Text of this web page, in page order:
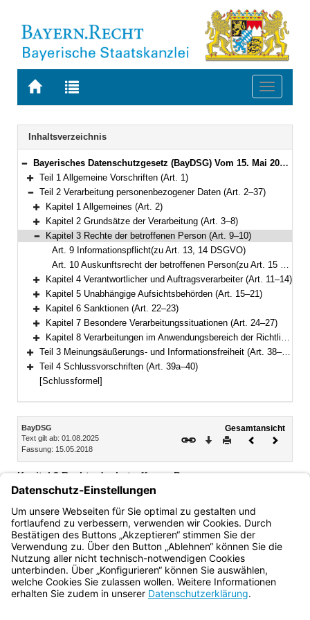
Zur
BAYERN.RECHT
Zur
letzten
Suche
Toggle
Navigation
Inhaltsverzeichnis
Bereich reduzieren
Bayerisches Datenschutzgesetz (BayDSG) Vom 15. Mai 2018 (GVBl. S. 230) BayRS 204-1-I (Art. 1–40)
Bereich erweitern
Teil 1 Allgemeine Vorschriften (Art. 1)
Bereich reduzieren
Teil 2 Verarbeitung personenbezogener Daten (Art. 2–37)
Bereich erweitern
Kapitel 1 Allgemeines (Art. 2)
Bereich erweitern
Kapitel 2 Grundsätze der Verarbeitung (Art. 3–8)
Bereich reduzieren
Kapitel 3 Rechte der betroffenen Person (Art. 9–10)
Art. 9 Informationspflicht(zu Art. 13, 14 DSGVO)
Art. 10 Auskunftsrecht der betroffenen Person(zu Art. 15 DSGVO)
Bereich erweitern
Kapitel 4 Verantwortlicher und Auftragsverarbeiter (Art. 11–14)
Bereich erweitern
Kapitel 5 Unabhängige Aufsichtsbehörden (Art. 15–21)
Bereich erweitern
Kapitel 6 Sanktionen (Art. 22–23)
Bereich erweitern
Kapitel 7 Besondere Verarbeitungssituationen (Art. 24–27)
Bereich erweitern
Kapitel 8 Verarbeitungen im Anwendungsbereich der Richtlinie (EU) 2016/680 (Art. 28–37)
Bereich erweitern
Teil 3 Meinungsäußerungs- und Informationsfreiheit (Art. 38–39)
Bereich erweitern
Teil 4 Schlussvorschriften (Art. 39a–40)
[Schlussformel]
Inhalt
BayDSG
Text gilt ab: 01.08.2025
Fassung: 15.05.2018
Gesamtansicht
Download
DruckenVorheriges
Kapitel 3 Rechte der betroffenen Person
Art. 9 Informationspflicht(zu Art. 13, 14 DSGVO)
Art. 10 Auskunftsrecht der betroffenen Person(zu Art. 15
DSGVO)
Bayern.de
BayernPortal